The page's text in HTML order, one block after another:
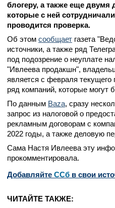
блогеру, а также еще двумя
которые с ней
проводится проверка.
Об этом сообщает газета
источники, а также ряд
под подозрение о неуплате
"Ивлеева продакшн",
является с февраля
ряд компаний, которые могут
По данным Baza, сразу
запрос из налоговой о
рекламным договорам с
2022 годы, а также деловую
Сама Настя Ивлеева эту
прокомментировала.
Добавляйте CСб в свои
ЧИТАЙТЕ ТАКЖЕ: